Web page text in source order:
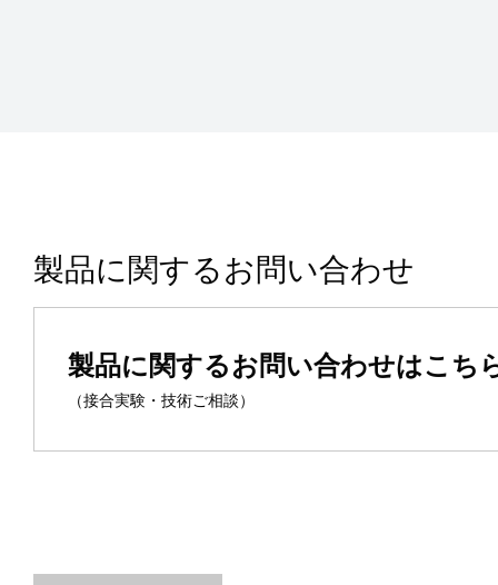
製品に関するお問い合わせ
製品に関するお問い合わせはこち
（接合実験・技術ご相談）